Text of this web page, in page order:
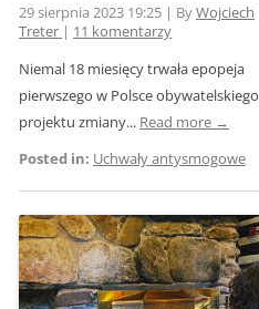
29 sierpnia 2023 19:25 | ByWojciech
Treter | 11 komentarzy
Niemal 18 miesięcy trwała epopeja
pierwszego w Polsce obywatelskiego
projektu zmiany... Read more →
Posted in: Uchwały antysmogowe